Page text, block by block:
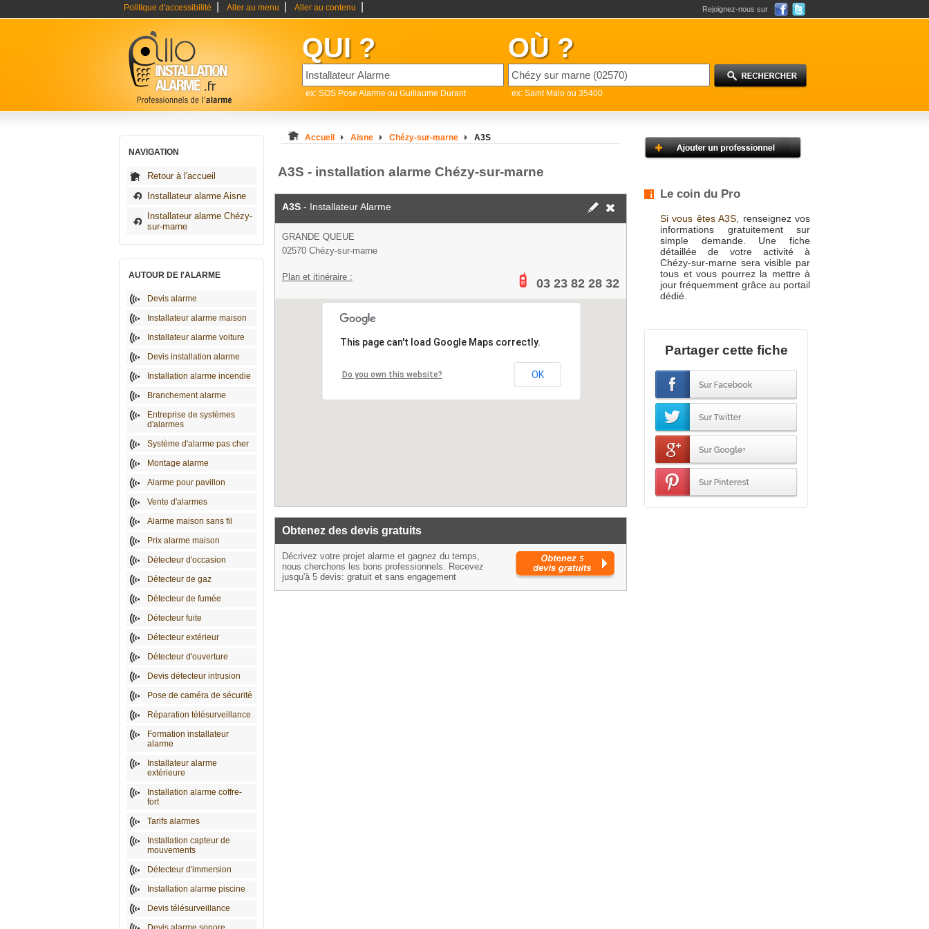
Politique d'accessibilité Aller au menu Aller au contenu Rejoignez-nous sur
QUI ?
ex: SOS Pose Alarme ou Guillaume Durant
OÙ ?
ex: Saint Malo ou 35400
NAVIGATION
Retour à l'accueil
Installateur alarme Aisne
Installateur alarme Chézy-
sur-marne
AUTOUR DE l'ALARME
Devis alarme
Installateur alarme maison
Installateur alarme voiture
Devis installation alarme
Installation alarme incendie
Branchement alarme
Entreprise de systèmes
d'alarmes
Système d'alarme pas cher
Montage alarme
Alarme pour pavillon
Vente d'alarmes
Alarme maison sans fil
Prix alarme maison
Détecteur d'occasion
Détecteur de gaz
Détecteur de fumée
Détecteur fuite
Détecteur extérieur
Détecteur d'ouverture
Devis détecteur intrusion
Pose de caméra de sécurité
Réparation télésurveillance
Formation installateur
alarme
Installateur alarme
extérieure
Installation alarme coffre-
fort
Tarifs alarmes
Installation capteur de
mouvements
Détecteur d'immersion
Installation alarme piscine
Devis télésurveillance
Accueil Aisne Chézy-sur-marne A3S
A3S - installation alarme Chézy-sur-marne
A3S - Installateur Alarme
GRANDE QUEUE
02570 Chézy-sur-marne
Plan et itinéraire : 03 23 82 28 32
This page can't load Google Maps correctly.
Do you own this website? OK
Obtenez des devis gratuits
Décrivez votre projet alarme et gagnez du temps,
nous cherchons les bons professionnels. Recevez
jusqu'à 5 devis: gratuit et sans engagement
Le coin du Pro
Si vous êtes A3S,
renseignez vos
informations gratuitement sur
simple demande. Une fiche
détaillée de votre activité à
Chézy-sur-marne sera visible par
tous et vous pourrez la mettre à
jour fréquemment grâce au portail
dédié.
Partager cette fiche